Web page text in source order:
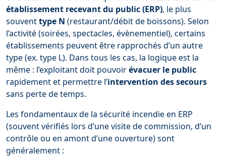
établissement recevant du public (ERP), le plus
souventtype N (restaurant/débit de boissons). Selon
l’activité (soirées, spectacles, évènementiel), certains
établissements peuvent être rapprochés d’un autre
type (ex. type L). Dans tous les cas, la logique est la
même : l’exploitant doit pouvoirévacuer le public
rapidement et permettre l’intervention des secours
sans perte de temps.
Les fondamentaux de la sécurité incendie en ERP
(souvent vérifiés lors d’une visite de commission, d’un
contrôle ou en amont d’une ouverture) sont
généralement :